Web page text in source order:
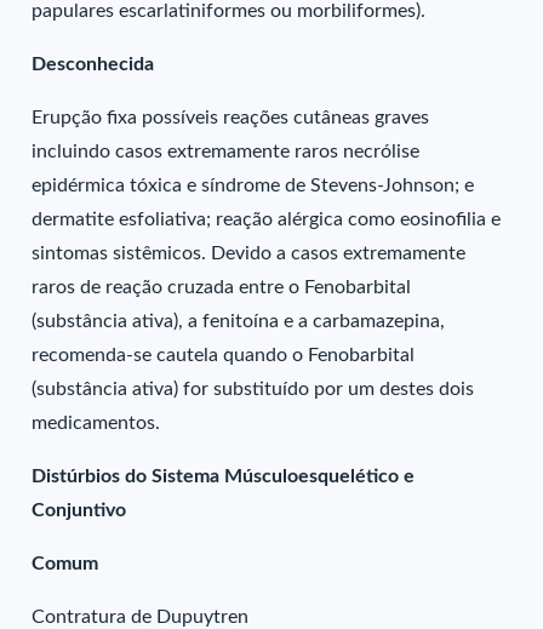
papulares escarlatiniformes ou morbiliformes).
Desconhecida
Erupção fixa possíveis reações cutâneas graves
incluindo casos extremamente raros necrólise
epidérmica tóxica e síndrome de Stevens-Johnson; e
dermatite esfoliativa; reação alérgica como eosinofilia e
sintomas sistêmicos. Devido a casos extremamente
raros de reação cruzada entre o Fenobarbital
(substância ativa), a fenitoína e a carbamazepina,
recomenda-se cautela quando o Fenobarbital
(substância ativa) for substituído por um destes dois
medicamentos.
Distúrbios do Sistema Músculoesquelético e
Conjuntivo
Comum
Contratura de Dupuytren